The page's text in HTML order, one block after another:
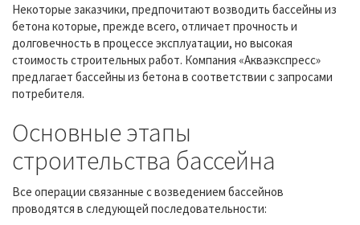
Некоторые заказчики, предпочитают возводить бассейны из
бетона которые, прежде всего, отличает прочность и
долговечность в процессе эксплуатации, но высокая
стоимость строительных работ. Компания «Акваэкспресс»
предлагает бассейны из бетона в соответствии с запросами
потребителя.
Основные этапы
строительства бассейна
Все операции связанные с возведением бассейнов
проводятся в следующей последовательности: